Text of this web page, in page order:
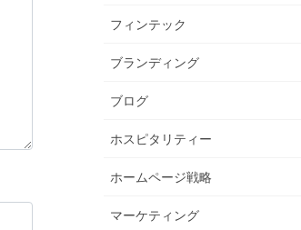
フィンテック
ブランディング
ブログ
ホスピタリティー
ホームページ戦略
マーケティング